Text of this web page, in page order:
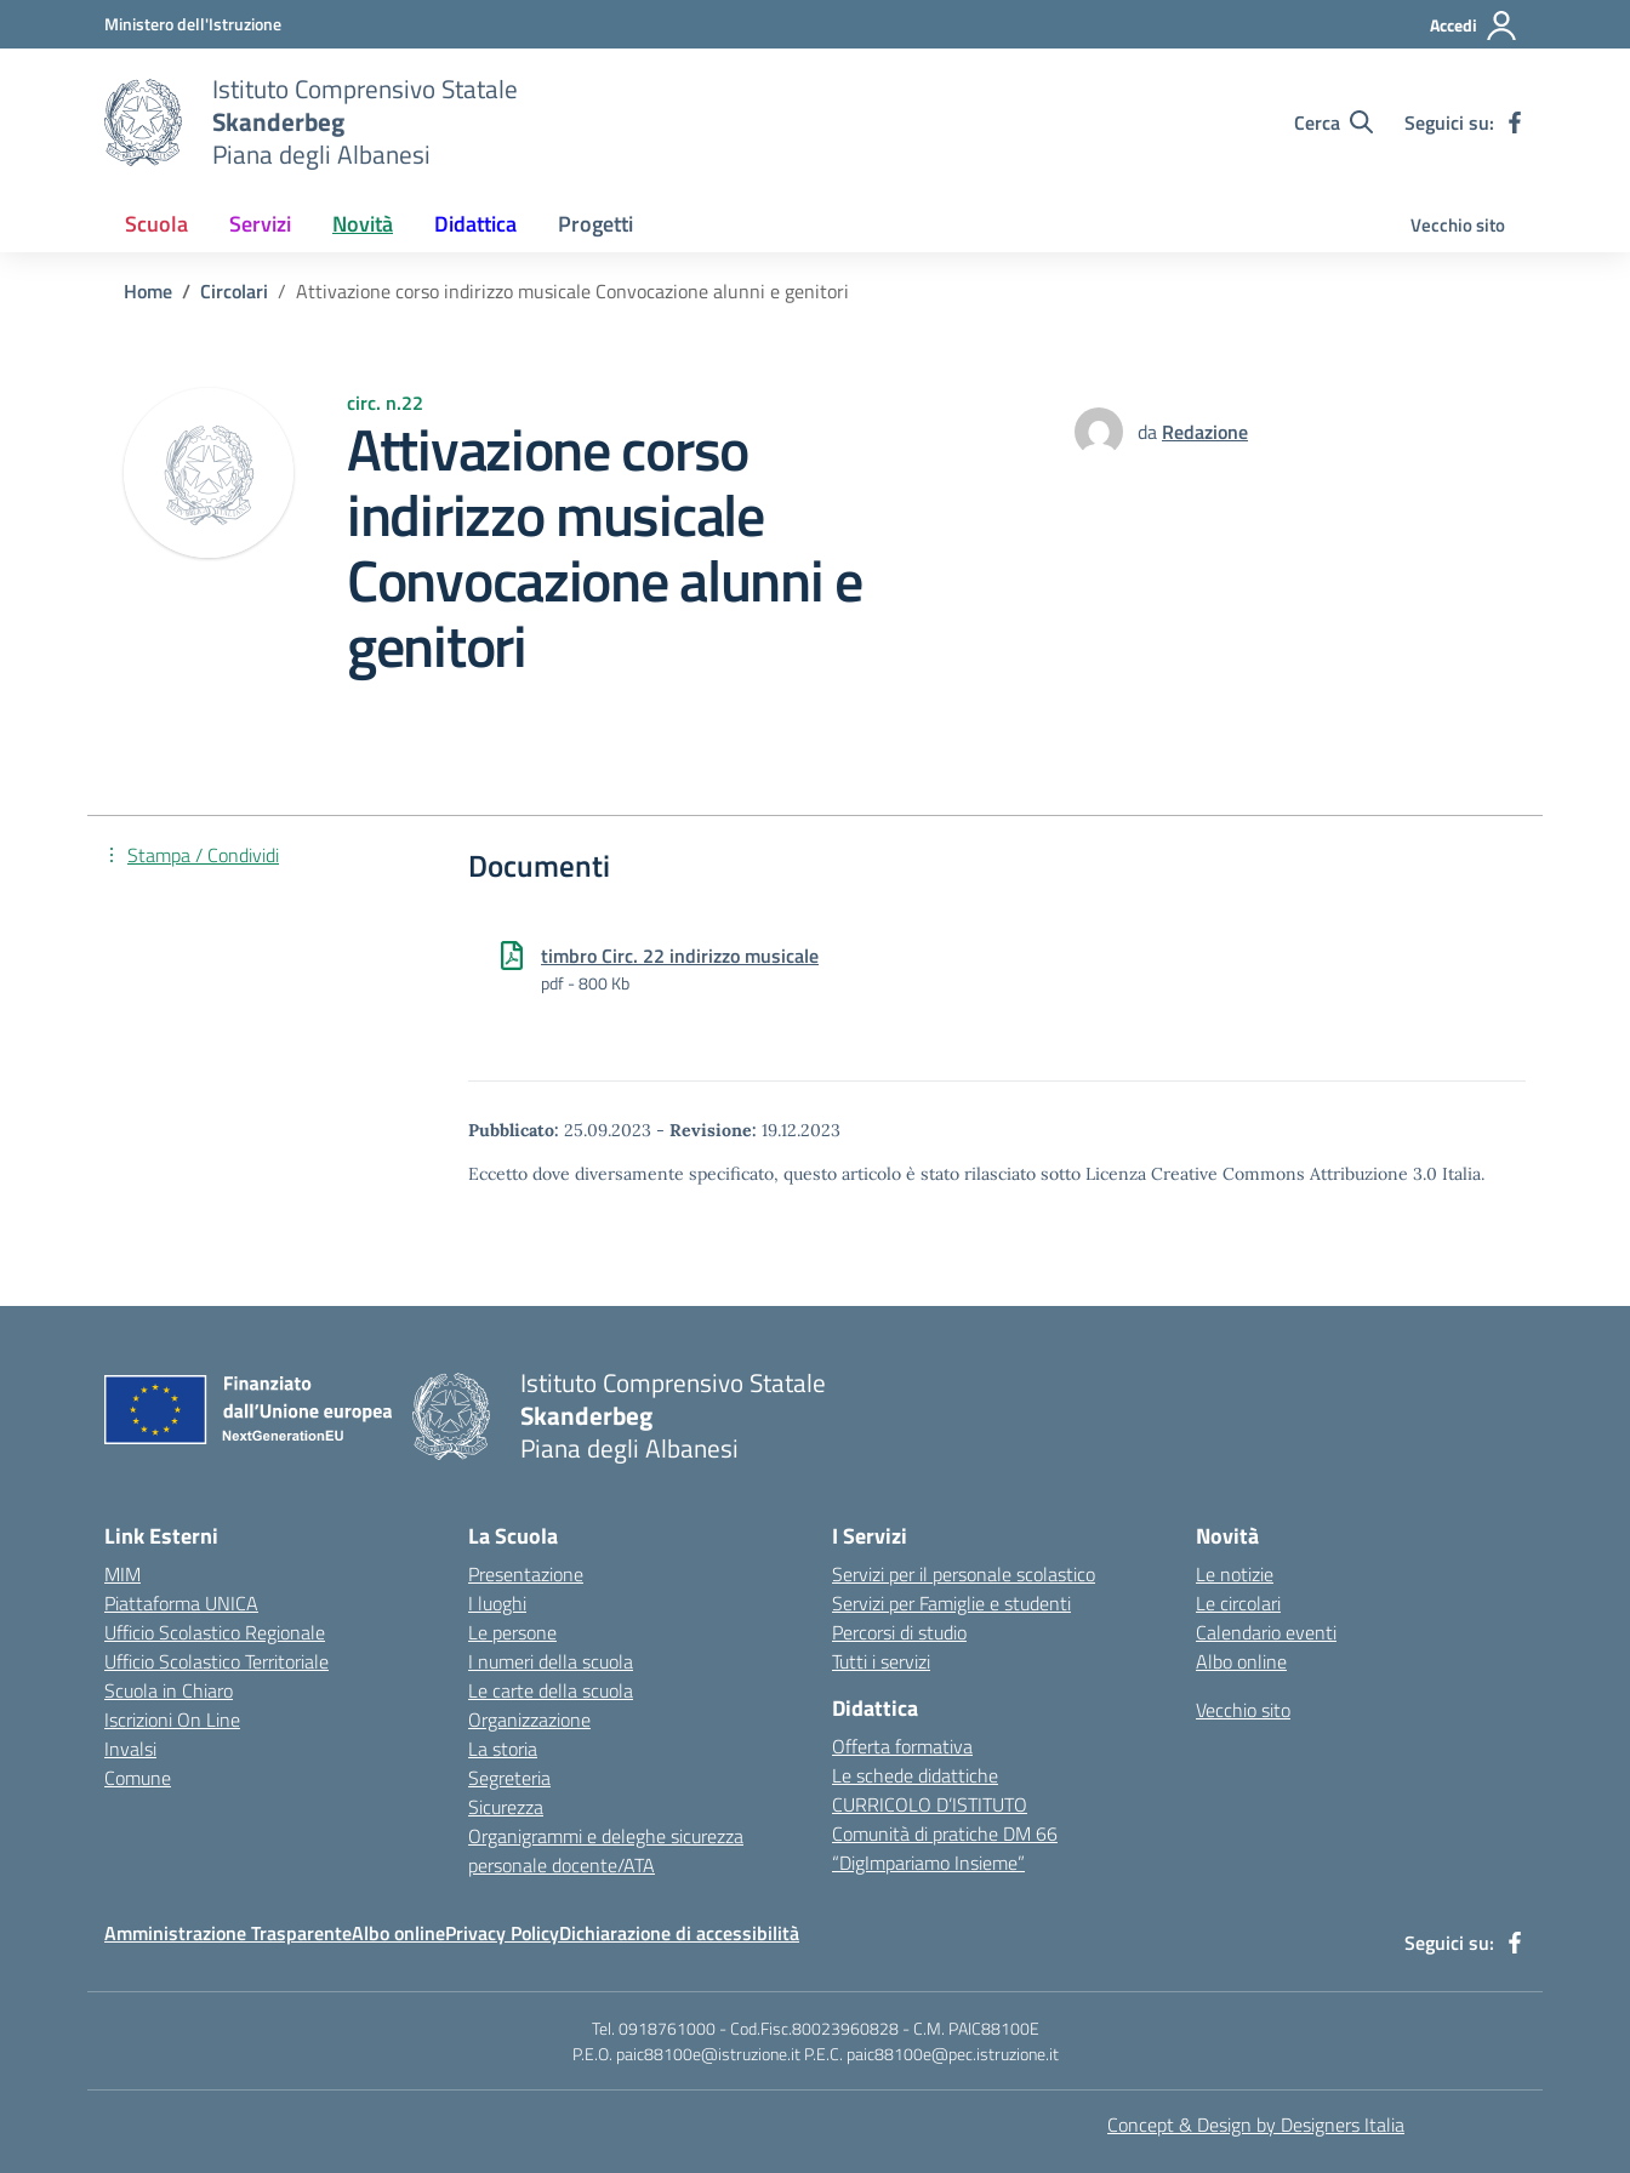
Vai ai contenuti
Vai al menu di navigazione
Ministero dell'Istruzione Accedi
Istituto Comprensivo Statale
Skanderbeg
Piana degli Albanesi
Cerca Seguici su:
Scuola Servizi Novità Didattica Progetti Vecchio sito
Home Circolari Attivazione corso indirizzo musicale Convocazione alunni e genitori
circ. n.22
Attivazione corso
indirizzo musicale
Convocazione alunni e
genitori
da Redazione
Documenti
timbro Circ. 22 indirizzo musicale
pdf - 800 Kb
Pubblicato: 25.09.2023 - Revisione: 19.12.2023
Eccetto dove diversamente specificato, questo articolo è stato rilasciato sotto Licenza Creative Commons Attribuzione 3.0 Italia.
Stampa / Condividi
Istituto Comprensivo Statale
Skanderbeg
Piana degli Albanesi
Link Esterni
MIM
Piattaforma UNICA
Ufficio Scolastico Regionale
Ufficio Scolastico Territoriale
Scuola in Chiaro
Iscrizioni On Line
Invalsi
Comune
La Scuola
Presentazione
I luoghi
Le persone
I numeri della scuola
Le carte della scuola
Organizzazione
La storia
Segreteria
Sicurezza
Organigrammi e deleghe sicurezza
personale docente/ATA
I Servizi
Servizi per il personale scolastico
Servizi per Famiglie e studenti
Percorsi di studio
Tutti i servizi
Didattica
Offerta formativa
Le schede didattiche
CURRICOLO D’ISTITUTO
Comunità di pratiche DM 66
“DigImpariamo Insieme”
Novità
Le notizie
Le circolari
Calendario eventi
Albo online
Vecchio sito
Amministrazione TrasparenteAlbo onlinePrivacy PolicyDichiarazione di accessibilità Seguici su:
Tel. 0918761000 - Cod.Fisc.80023960828 - C.M. PAIC88100E
P.E.O. paic88100e@istruzione.it P.E.C. paic88100e@pec.istruzione.it
Concept & Design by Designers Italia